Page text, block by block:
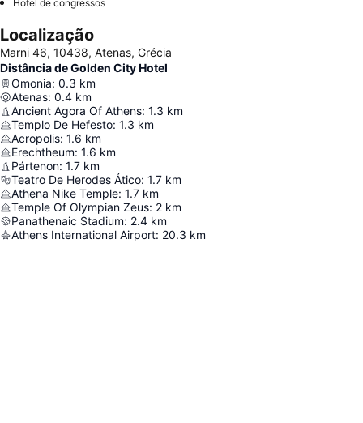
Hotel de congressos
Localização
Marni 46, 10438, Atenas, Grécia
Distância de Golden City Hotel
Omonia: 0.3 km
Atenas: 0.4 km
Ancient Agora Of Athens: 1.3 km
Templo De Hefesto: 1.3 km
Acropolis: 1.6 km
Erechtheum: 1.6 km
Pártenon: 1.7 km
Teatro De Herodes Ático: 1.7 km
Athena Nike Temple: 1.7 km
Temple Of Olympian Zeus: 2 km
Panathenaic Stadium: 2.4 km
Athens International Airport: 20.3 km